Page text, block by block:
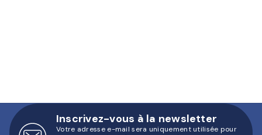
Inscrivez-vous à la newsletter
Votre adresse e-mail sera uniquement utilisée pour